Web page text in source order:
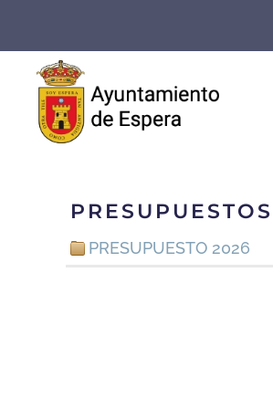
Skip to main content
PRESUPUESTOS
PRESUPUESTO 2026